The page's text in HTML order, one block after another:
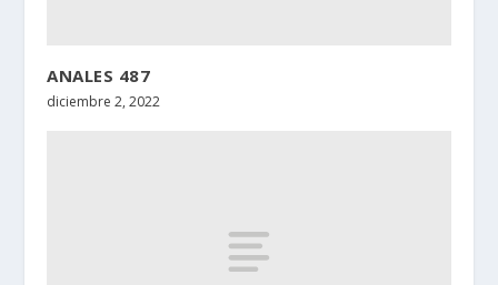
ANALES 487
diciembre 2, 2022